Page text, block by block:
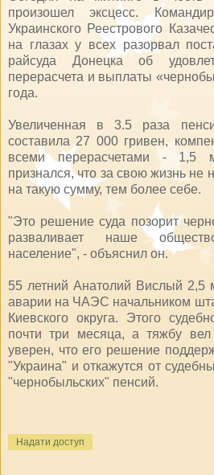
произошел эксцесс.
Украинского Реестрового
на глазах у всех разорвал
райсуда Донецка об
перерасчета и выплаты
года.
Увеличенная в 3.5 раза
составила 27 000 гривен,
всеми перерасчетами - 1,5
признался, что за свою жизнь не
на такую сумму, тем более себе.
"Это решение суда позорит
разваливает наше
население", - объяснил он.
55 летний Анатолий Вислый 2,5
аварии на ЧАЭС начальником
Киевского округа. Этого
почти три месяца, а тяжбу
уверен, что его решение
"Украина" и откажутся от
"чернобыльских" пенсий.
Надати доступ